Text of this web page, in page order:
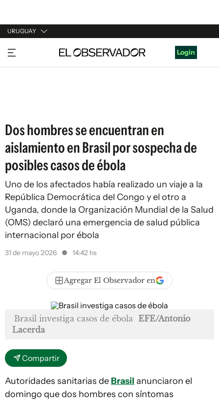
URUGUAY
URUGUAY
ARGENTINA
Login
Dos hombres se encuentran en
aislamiento en Brasil por sospecha de
posibles casos de ébola
Uno de los afectados había realizado un viaje a la
República Democrática del Congo y el otro a
Uganda, donde la Organización Mundial de la Salud
(OMS) declaró una emergencia de salud pública
internacional por ébola
31 de mayo 2026 14:42 hs
Agregar El Observador en
Brasil investiga casos de ébola EFE/Antonio
Lacerda
Compartir
Autoridades sanitarias deBrasil anunciaron el
domingo que dos hombres con síntomas